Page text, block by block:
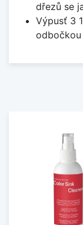
dřezů se
Výpusť 3
odbočkou